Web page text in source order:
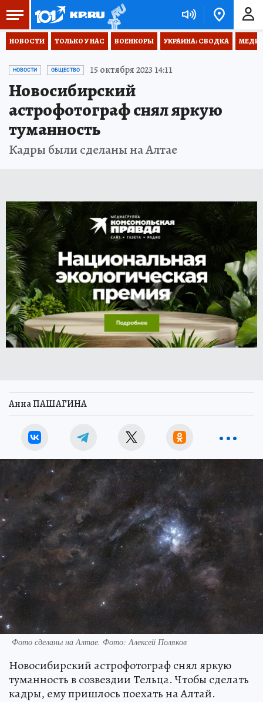
НОВОСТИ ТОЛЬКО У НАС ВОЕНКОРЫ УКРАИНА: СВОДКА
НОВОСТИ ОБЩЕСТВО 15 октября 2023 14:11
Новосибирский
астрофотограф снял яркую
туманность
Кадры были сделаны на Алтае
Анна ПАШАГИНА
Фото сделаны на Алтае. Фото: Алексей Поляков
Новосибирский астрофотограф снял яркую
туманность в созвездии Тельца. Чтобы сделать
кадры, ему пришлось поехать на Алтай.